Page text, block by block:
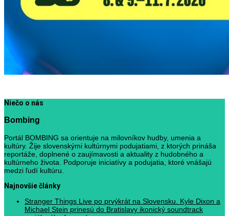
Niečo o nás
Bombing
Portál BOMBING sa orientuje na milovníkov hudby, umenia a
kultúry. Žije slovenskými kultúrnymi podujatiami, z ktorých prináša
reportáže, doplnené o zaujímavosti a aktuality z hudobného a
kultúrneho života. Podporuje iniciatívy a podujatia, ktoré vnášajú
medzi ľudí kultúru.
Najnovšie články
Stranger Things Live po prvýkrát na Slovensku. Kyle Dixon a
Michael Stein prinesú do Bratislavy ikonický soundtrack